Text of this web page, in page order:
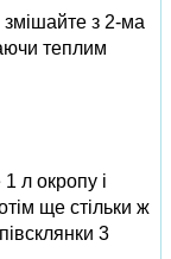
змішайте з 2-ма
теплим
л окропу і
ще стільки ж
3